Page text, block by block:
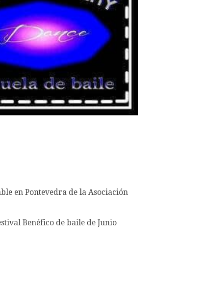
en Pontevedra de la Asociación
Benéfico de baile de Junio